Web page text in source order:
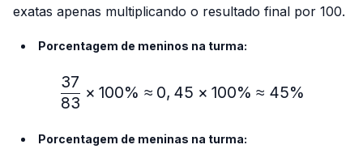
exatas apenas multiplicando o resultado final por 100.
Porcentagem de meninos na turma:
\frac{37}{83} × 100\%≈
83
37
× 100% ≈ 0, 45 × 100% ≈ 45%
Porcentagem de meninas na turma: